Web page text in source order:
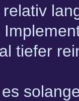
tiefer